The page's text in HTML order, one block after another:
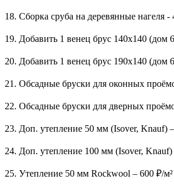
18. Сборка сруба на деревянные нагеля
19. Добавить 1 венец брус 140х140 (дом
20. Добавить 1 венец брус 190х140 (дом
21. Обсадные бруски для оконных
22. Обсадные бруски для дверных
23. Доп. утепление 50 мм (Isover, Knauf)
24. Доп. утепление 100 мм (Isover, Knauf)
25. Утепление 50 мм Rockwool – 600 ₽/м²